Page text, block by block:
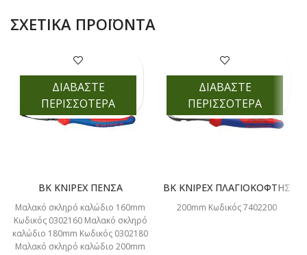
ΣΧΕΤΙΚΆ ΠΡΟΪΌΝΤΑ
BK KNIPEX ΠΕΝΣΑ
Μαλακό σκληρό καλώδιο 160mm
Κωδικός 0302160 Μαλακό σκληρό
καλώδιο 180mm Κωδικός 0302180
Μαλακό σκληρό καλώδιο 200mm
ΔΙΑΒΑΣΤΕ
ΠΕΡΙΣΣΟΤΕΡΑ
BK KNIPEX ΠΛΑΓΙΟΚΟΦΤΗΣ
200mm Κωδικός 7402200
ΔΙΑΒΑΣΤΕ
ΠΕΡΙΣΣΟΤΕΡΑ